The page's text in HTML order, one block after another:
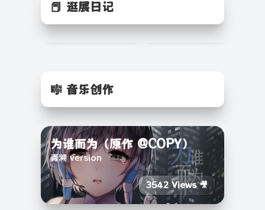
📕 逛展日记
翠儿逛逛展：黑神
话悟空艺术展
电影博物馆
🎼 音乐创作
为谁而为（原作 @COPY）
青溯 version
3542 Views 🎥